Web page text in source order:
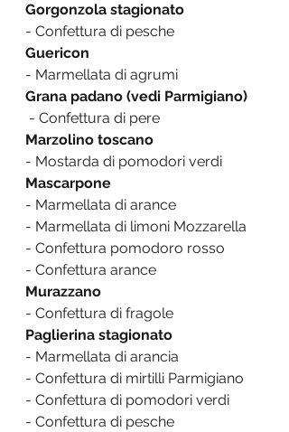
Gorgonzola stagionato
- Confettura di pesche
Guericon
- Marmellata di agrumi
Grana padano (vedi Parmigiano)
- Confettura di pere
Marzolino toscano
- Mostarda di pomodori verdi
Mascarpone
- Marmellata di arance
- Marmellata di limoni Mozzarella
- Confettura pomodoro rosso
- Confettura arance
Murazzano
- Confettura di fragole
Paglierina stagionato
- Marmellata di arancia
- Confettura di mirtilli Parmigiano
- Confettura di pomodori verdi
- Confettura di pesche